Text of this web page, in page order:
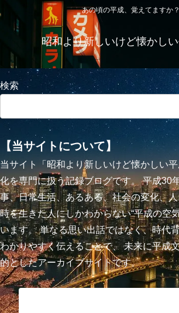
あの頃の平成、覚えてますか？
昭和より新しいけど懐かし
検索
【当サイトについて】
当サイト「昭和より新しいけど懐かしい
化を専門に扱う記録ブログです。 平成30
事、日常生活、あるある、社会の変化、
時を生きた人にしかわからない“平成の空
います。 単なる思い出話ではなく、時代
わかりやすく伝えることで、 未来に平成
的としたアーカイブサイトです。